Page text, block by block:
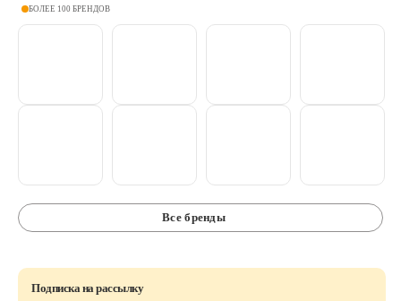
Косметика и гигиена
Расходные материалы
БОЛЕЕ 100 БРЕНДОВ
Все бренды
Подписка на рассылку